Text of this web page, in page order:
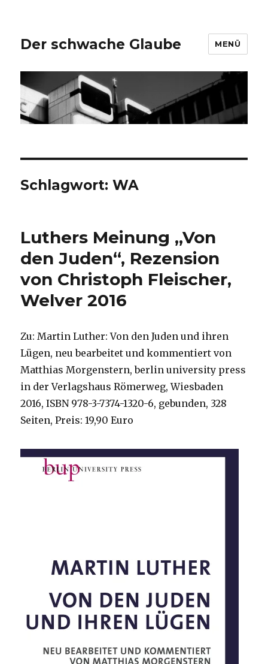
Der schwache Glaube MENÜ
Schlagwort:WA
Luthers Meinung „Von
den Juden“, Rezension
von Christoph Fleischer,
Welver 2016
Zu: Martin Luther: Von den Juden und ihren
Lügen, neu bearbeitet und kommentiert von
Matthias Morgenstern, berlin university press
in der Verlagshaus Römerweg, Wiesbaden
2016, ISBN 978-3-7374-1320-6, gebunden, 328
Seiten, Preis: 19,90 Euro